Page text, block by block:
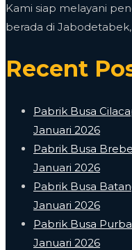
Kami siap melayani
berada di
Recent
Pabrik Busa
Januari 2026
Pabrik Busa
Januari 2026
Pabrik Busa
Januari 2026
Pabrik Busa
Januari 2026